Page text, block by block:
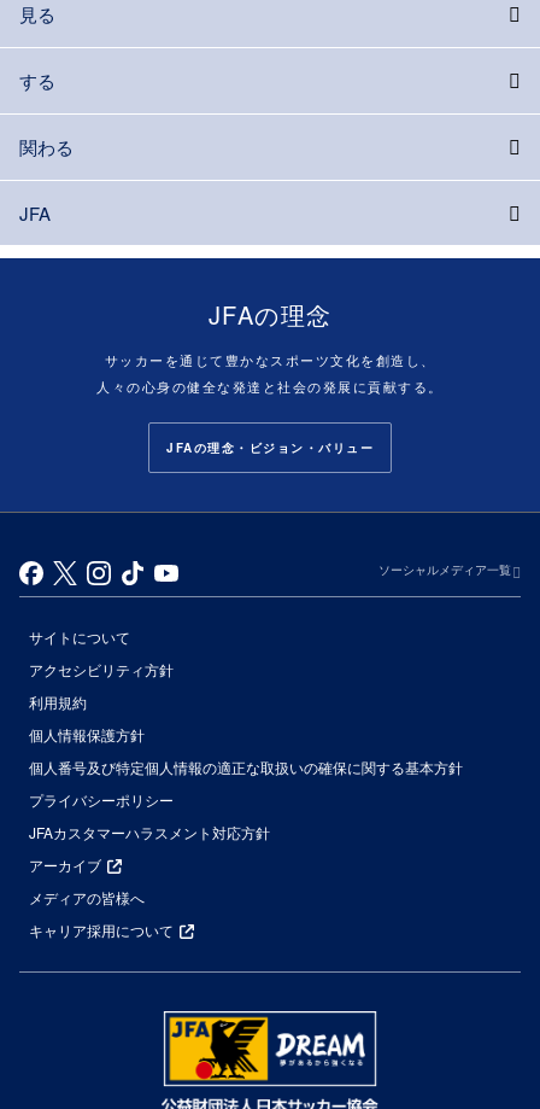
見る
する
関わる
JFA
JFAの理念
サッカーを通じて豊かなスポーツ文化を創造し、
人々の心身の健全な発達と社会の発展に貢献する。
JFAの理念・ビジョン・バリュー
ソーシャルメディア一覧
サイトについて
アクセシビリティ方針
利用規約
個人情報保護方針
個人番号及び特定個人情報の適正な取扱いの確保に関する基本方針
プライバシーポリシー
JFAカスタマーハラスメント対応方針
アーカイブ
メディアの皆様へ
キャリア採用について